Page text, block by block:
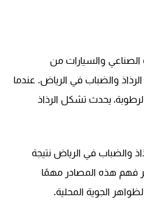
الصناعي والسيارات من
والضباب في الرياض. عندما
يحدث تشكل الرذاذ
والضباب في الرياض نتيجة
فهم هذه المصادر مهمًا
الجوية المحلية.